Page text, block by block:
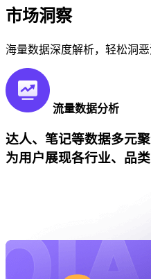
市场洞察
海量数据深度解析，轻松洞
流量数据分析
达人、笔记等数据多元
为用户展现各行业、品类